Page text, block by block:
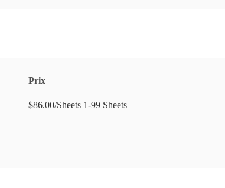
Prix
$86.00/Sheets 1-99 Sheets